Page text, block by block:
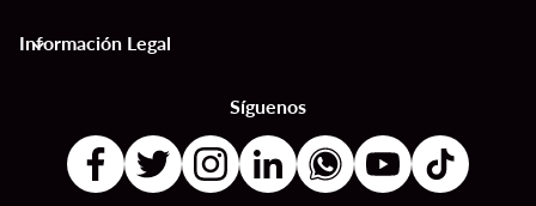
Información Legal
keyboard_arrow_down
Síguenos